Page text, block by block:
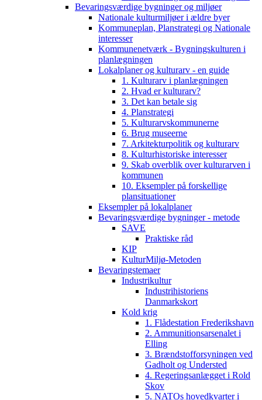
Bevaringsværdige bygninger og miljøer
Nationale kulturmiljøer i ældre byer
Kommuneplan, Planstrategi og Nationale
interesser
Kommunenetværk - Bygningskulturen i
planlægningen
Lokalplaner og kulturarv - en guide
1. Kulturarv i planlægningen
2. Hvad er kulturarv?
3. Det kan betale sig
4. Planstrategi
5. Kulturarvskommunerne
6. Brug museerne
7. Arkitekturpolitik og kulturarv
8. Kulturhistoriske interesser
9. Skab overblik over kulturarven i
kommunen
10. Eksempler på forskellige
plansituationer
Eksempler på lokalplaner
Bevaringsværdige bygninger - metode
SAVE
Praktiske råd
KIP
KulturMiljø-Metoden
Bevaringstemaer
Industrikultur
Industrihistoriens
Danmarkskort
Kold krig
1. Flådestation Frederikshavn
2. Ammunitionsarsenalet i
Elling
3. Brændstofforsyningen ved
Gadholt og Understed
4. Regeringsanlægget i Rold
Skov
5. NATOs hovedkvarter i